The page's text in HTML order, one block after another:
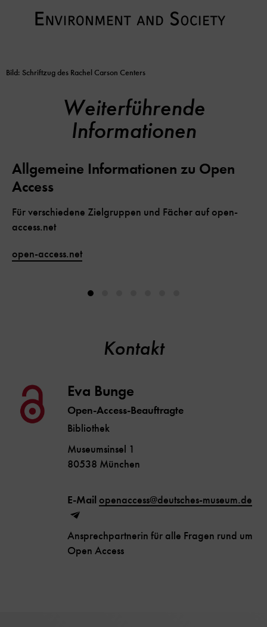
Bild: Schriftzug des Rachel Carson Centers
Weiterführende
Informationen
Allgemeine Informationen zu Open
Access
Für verschiedene Zielgruppen und Fächer auf open-
access.net
open-access.net
Kontakt
Eva Bunge
Open-Access-Beauftragte
Bibliothek
Museumsinsel 1
80538 München
E-Mail openaccess@deutsches-museum.de
Ansprechpartnerin für alle Fragen rund um
Open Access